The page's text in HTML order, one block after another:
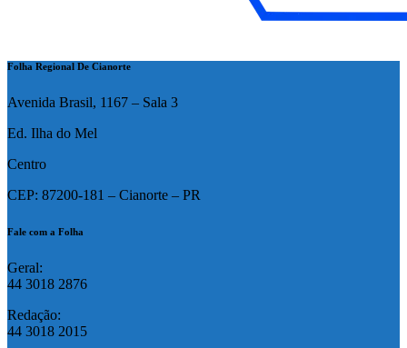
Folha Regional De Cianorte
Avenida Brasil, 1167 – Sala 3
Ed. Ilha do Mel
Centro
CEP: 87200-181 – Cianorte – PR
Fale com a Folha
Geral:
44 3018 2876
Redação:
44 3018 2015